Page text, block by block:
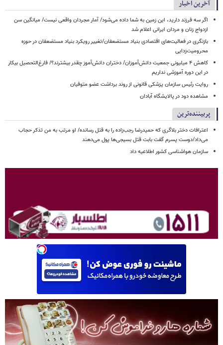
آخرین اخبار
اگر سه فرزند دارید، این زمین به شما داده می‌شود/ آمار مجردان واقعی نیست/ میانگین سن
ازدواج زنان و مردان ایرانی اعلام شد
بازنگری در فعالیت‌های اقتصادی بنیاد مستضعفان/تغییر رویکرد بنیاد مستضعفان در حوزه
محرومیت‌زدایی
کاهش ۴ میلیونی جمعیت دانش‌آموزان/ دختران دانش‌آموز چقدر بیشترند؟/ فارغ‌التحصیل بیکار
در این دوره آموزشی نداریم
روایت رئیس سازمان پزشکی قانونی از روند برداشت عضو متوفیان
مشاهده دود در پالایشگاه آبادان
پربیننده‌ترین
اعترافات دختر بلاگری که حمیدرضا رجب‌زاده را به قتل رسانده/ او مرتب به من تذکر حجاب
می‌داد/دوست پسرم گفت بابت قتل بسیجی‌ها پول می‌دهند
سازمان هواشناسی کشور اطلاعیه داد